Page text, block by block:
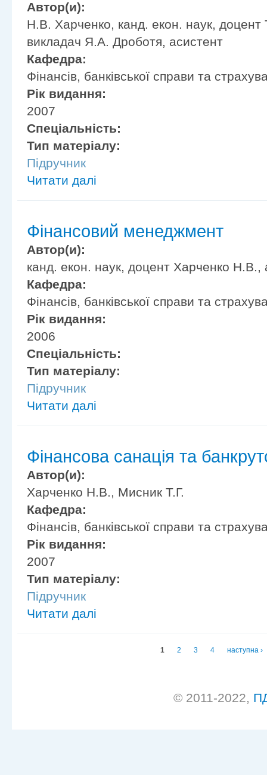
Автор(и):
Н.В. Харченко, канд. екон. наук,
викладач Я.А. Дроботя, асистент
Кафедра:
Фінансів, банківської справи та
Рік видання:
2007
Спеціальність:
Тип матеріалу:
Підручник
Читати далі
Фінансовий менеджмент
Автор(и):
канд. екон. наук, доцент Харченко Н.В.,
Кафедра:
Фінансів, банківської справи та
Рік видання:
2006
Спеціальність:
Тип матеріалу:
Підручник
Читати далі
Фінансова санація та
Автор(и):
Харченко Н.В., Мисник Т.Г.
Кафедра:
Фінансів, банківської справи та
Рік видання:
2007
Тип матеріалу:
Підручник
Читати далі
1 2 3 4 наступна ›
© 2011-2022,